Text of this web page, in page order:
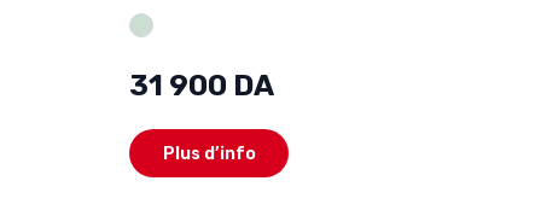
31 900 DA
Plus d’info